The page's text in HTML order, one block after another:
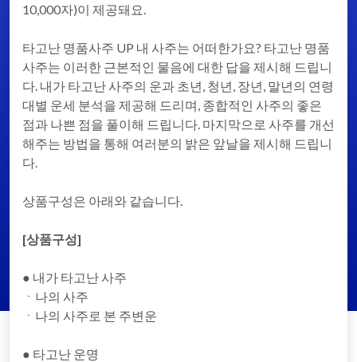
10,000자)이 제공돼요.
타고난 명품사주 UP 내 사주는 어떠한가요? 타고난 명품
사주는 이러한 근본적인 물음에 대한 답을 제시해 드립니
다. 내가 타고난 사주의 운과 초년, 청년, 장년, 말년의 연령
대별 운세 분석을 제공해 드리며, 종합적인 사주의 좋은
점과 나쁜 점을 풀이해 드립니다. 마지막으로 사주를 개선
해주는 방법을 통해 여러분의 밝은 앞날을 제시해 드립니
다.
상품구성은 아래와 같습니다.
[상품구성]
● 내가 타고난 사주
ㆍ나의 사주
ㆍ나의 사주로 본 주변운
● 타고난 운명